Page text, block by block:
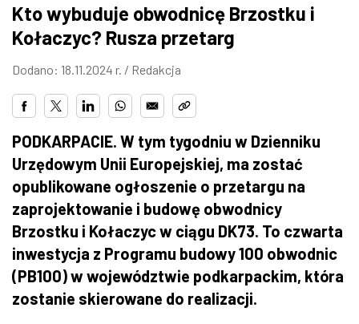
Kto wybuduje obwodnicę Brzostku i
Kołaczyc? Rusza przetarg
Dodano: 18.11.2024 r. / Redakcja
PODKARPACIE. W tym tygodniu w Dzienniku
Urzędowym Unii Europejskiej, ma zostać
opublikowane ogłoszenie o przetargu na
zaprojektowanie i budowę obwodnicy
Brzostku i Kołaczyc w ciągu DK73. To czwarta
inwestycja z Programu budowy 100 obwodnic
(PB100) w województwie podkarpackim, która
zostanie skierowane do realizacji.